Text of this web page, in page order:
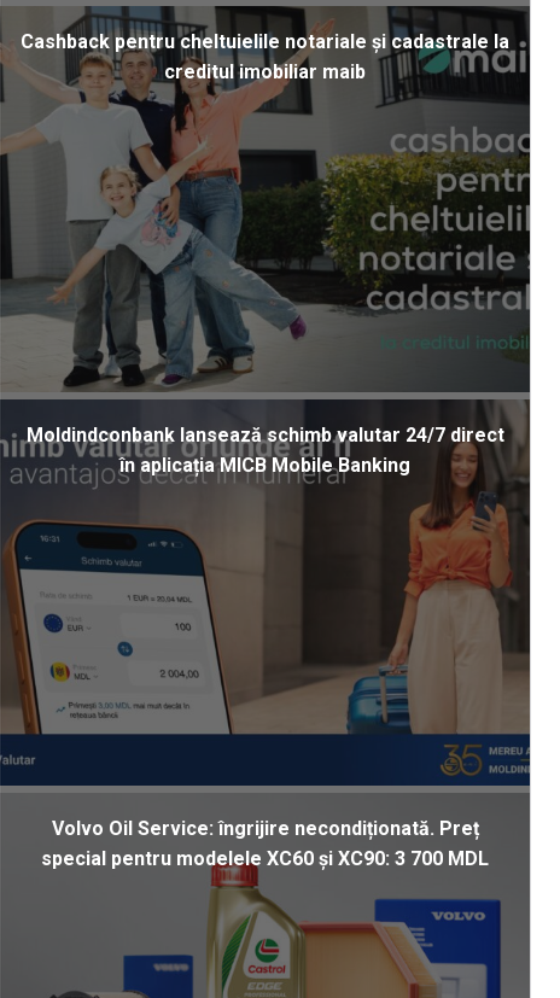
Cashback pentru cheltuielile notariale și cadastrale la
creditul imobiliar maib
Moldindconbank lansează schimb valutar 24/7 direct
în aplicația MICB Mobile Banking
Volvo Oil Service: îngrijire necondiționată. Preț
special pentru modelele XC60 și XC90: 3 700 MDL